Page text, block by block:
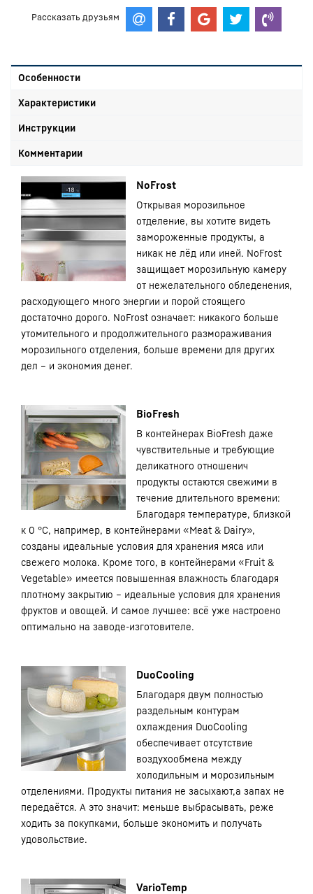
Рассказать друзьям
Особенности
Характеристики
Инструкции
Комментарии
NoFrost
Открывая морозильное
отделение, вы хотите видеть
замороженные продукты, а
никак не лёд или иней. NoFrost
защищает морозильную камеру
от нежелательного обледенения,
расходующего много энергии и порой стоящего
достаточно дорого. NoFrost означает: никакого больше
утомительного и продолжительного размораживания
морозильного отделения, больше времени для других
дел – и экономия денег.
BioFresh
В контейнерах BioFresh даже
чувствительные и требующие
деликатного отношенич
продукты остаются свежими в
течение длительного времени:
Благодаря температуре, близкой
к 0 °C, например, в контейнерами «Meat & Dairy»,
созданы идеальные условия для хранения мяса или
свежего молока. Кроме того, в контейнерами «Fruit &
Vegetable» имеется повышенная влажность благодаря
плотному закрытию – идеальные условия для хранения
фруктов и овощей. И самое лучшее: всё уже настроено
оптимально на заводе-изготовителе.
DuoCooling
Благодаря двум полностью
раздельным контурам
охлаждения DuoCooling
обеспечивает отсутствие
воздухообмена между
холодильным и морозильным
отделениями. Продукты питания не засыхают,а запах не
передаётся. А это значит: меньше выбрасывать, реже
ходить за покупками, больше экономить и получать
удовольствие.
VarioTemp